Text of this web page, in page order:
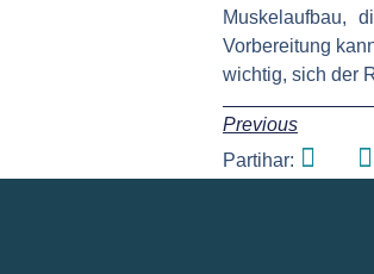
Muskelaufbau,
Vorbereitung
wichtig, sich der
Previous
Partihar: